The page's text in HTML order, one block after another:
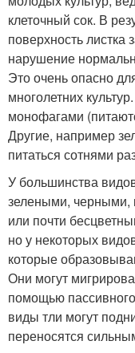
клеточный сок. В
поверхность листка
нарушение
Это очень опасно
многолетних
монофагами
Другие, например
питаться сотнями
У большинства
зелеными, черными,
или почти
но у некоторых
которые
Они могут
помощью
виды тли могут
переносятся